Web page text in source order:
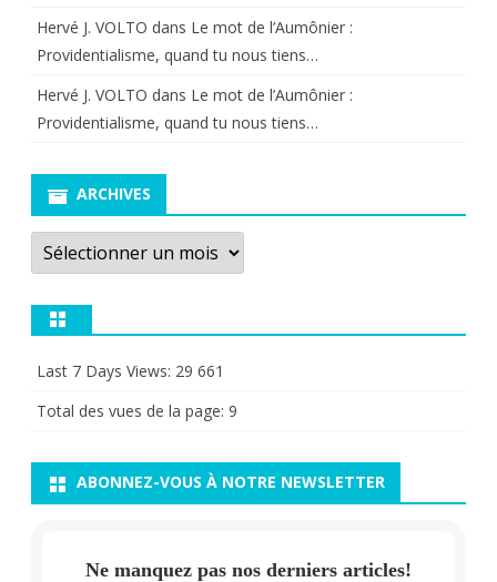
Hervé J. VOLTO dans Le mot de l’Aumônier :
Providentialisme, quand tu nous tiens…
Hervé J. VOLTO dans Le mot de l’Aumônier :
Providentialisme, quand tu nous tiens…
ARCHIVES
Archives
Last 7 Days Views: 29 661
Total des vues de la page: 9
ABONNEZ-VOUS À NOTRE NEWSLETTER
Ne manquez pas nos derniers articles!